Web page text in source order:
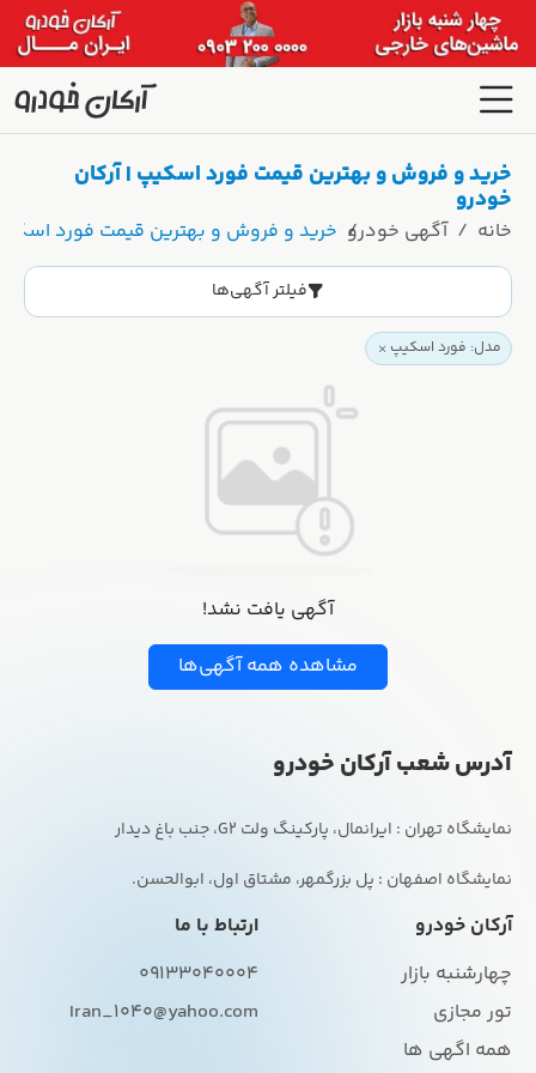
خرید و فروش و بهترین قیمت فورد اسکیپ | آرکان
خودرو
خانه آگهی خودرو خرید و فروش و بهترین قیمت فورد
فیلتر آگهی‌ها
مدل: فورد اسکیپ
آگهی یافت نشد!
مشاهده همه آگهی‌ها
آدرس شعب آرکان خودرو
نمایشگاه اصفهان : پل بزرگمهر، مشتاق اول، ابوالحسن.
آرکان خودرو
چهارشنبه بازار
تور مجازی
همه اگهی ها
ارتباط با ما
09133040004
Iran_1040@yahoo.com